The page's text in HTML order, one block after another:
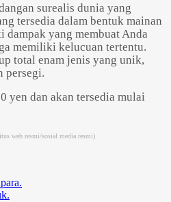
surealis dunia yang
tersedia dalam bentuk mainan
yang membuat Anda
memiliki kelucuan tertentu.
total enam jenis yang unik,
persegi.
yen dan akan tersedia mulai
web resmi/sosial media resmi)